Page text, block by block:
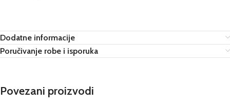
Dodatne informacije
Poručivanje robe i isporuka
Povezani proizvodi